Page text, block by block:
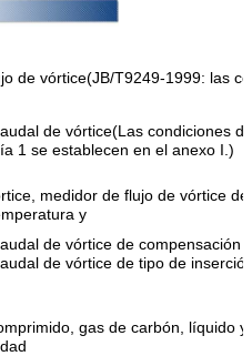
de vórtice(JB/T9249-1999: las
de vórtice(Las condiciones
1 se establecen en el anexo I. )
medidor de flujo de vórtice
y
de vórtice de compensación
de vórtice de tipo de
gas de carbón, líquido